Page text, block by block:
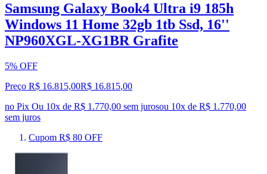
Samsung Galaxy Book4 Ultra i9 185h
Windows 11 Home 32gb 1tb Ssd, 16''
NP960XGL-XG1BR Grafite
5% OFF
Preço R$ 16.815,00R$ 16.815,00
no Pix Ou 10x de R$ 1.770,00 sem jurosou 10x de R$ 1.770,00
sem juros
Cupom R$ 80 OFF